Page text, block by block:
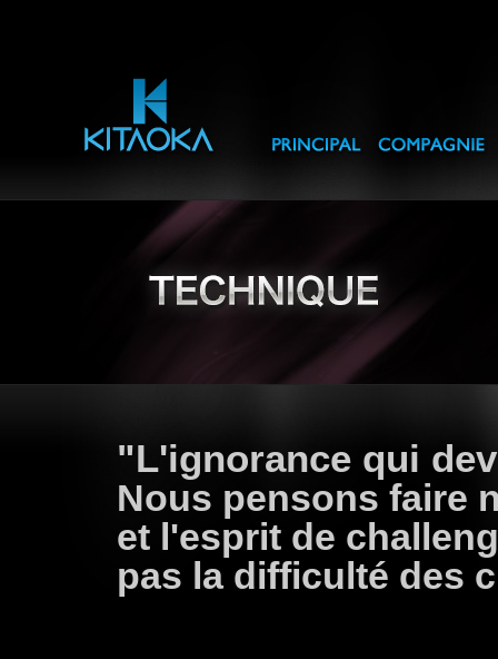
"L'ignorance qui
Nous pensons faire
et l'esprit de
pas la difficulté des